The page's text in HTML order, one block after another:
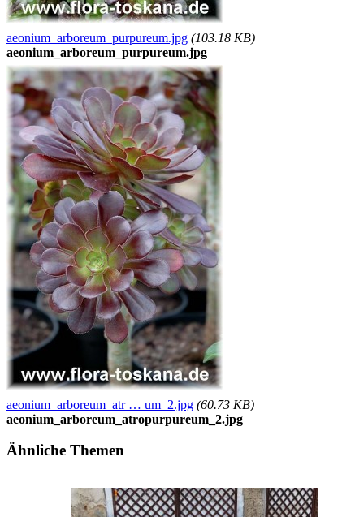
aeonium_arboreum_purpureum.jpg (103.18 KB)
aeonium_arboreum_purpureum.jpg
aeonium_arboreum_atr … um_2.jpg (60.73 KB)
aeonium_arboreum_atropurpureum_2.jpg
Ähnliche Themen